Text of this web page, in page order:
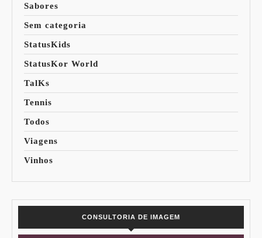
Sabores
Sem categoria
StatusKids
StatusKor World
TalKs
Tennis
Todos
Viagens
Vinhos
CONSULTORIA DE IMAGEM